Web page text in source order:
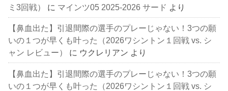
ミ3回戦）
に マインツ05 2025-2026 サード より
【鼻血出た】引退間際の選手のプレーじゃない！3つの願
いの１つが早くも叶った（2026ワシントン１回戦 vs. シ
ャン レビュー）
に ウクレリアン より
【鼻血出た】引退間際の選手のプレーじゃない！3つの願
いの１つが早くも叶った（2026ワシントン１回戦 vs. シ